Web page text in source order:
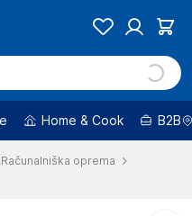
Home & Cook B2B
Računalniška oprema